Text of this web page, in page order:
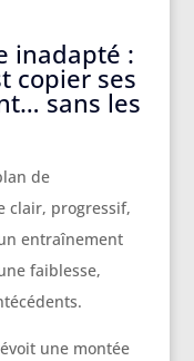
inadapté :
copier ses
sans les
de
clair, progressif,
entraînement
faiblesse,
une montée